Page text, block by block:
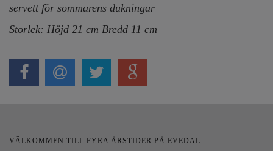
servett för sommarens dukningar
Storlek: Höjd 21 cm Bredd 11 cm
VÄLKOMMEN TILL FYRA ÅRSTIDER PÅ EVEDAL